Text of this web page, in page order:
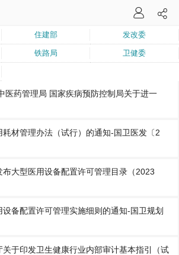
住建部 发改委
铁路局 卫健委
医药管理局 国家疾病预防控制局关于进一
材管理办法（试行）的通知-国卫医发〔2
布大型医用设备配置许可管理目录（2023
备配置许可管理实施细则的通知-国卫规划
关于印发卫生健康行业内部审计基本指引（试